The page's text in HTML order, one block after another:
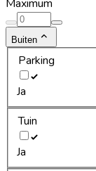
Maximum
Buiten
Parking
Ja
Tuin
Ja